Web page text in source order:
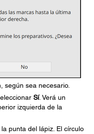
según sea necesario.
Sí. Verá un
izquierda de la
punta del lápiz. El círculo